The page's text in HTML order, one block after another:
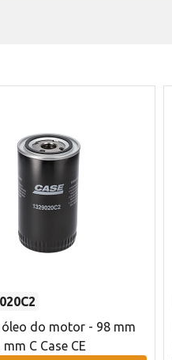
do motor - 98 mm
mm C Case CE